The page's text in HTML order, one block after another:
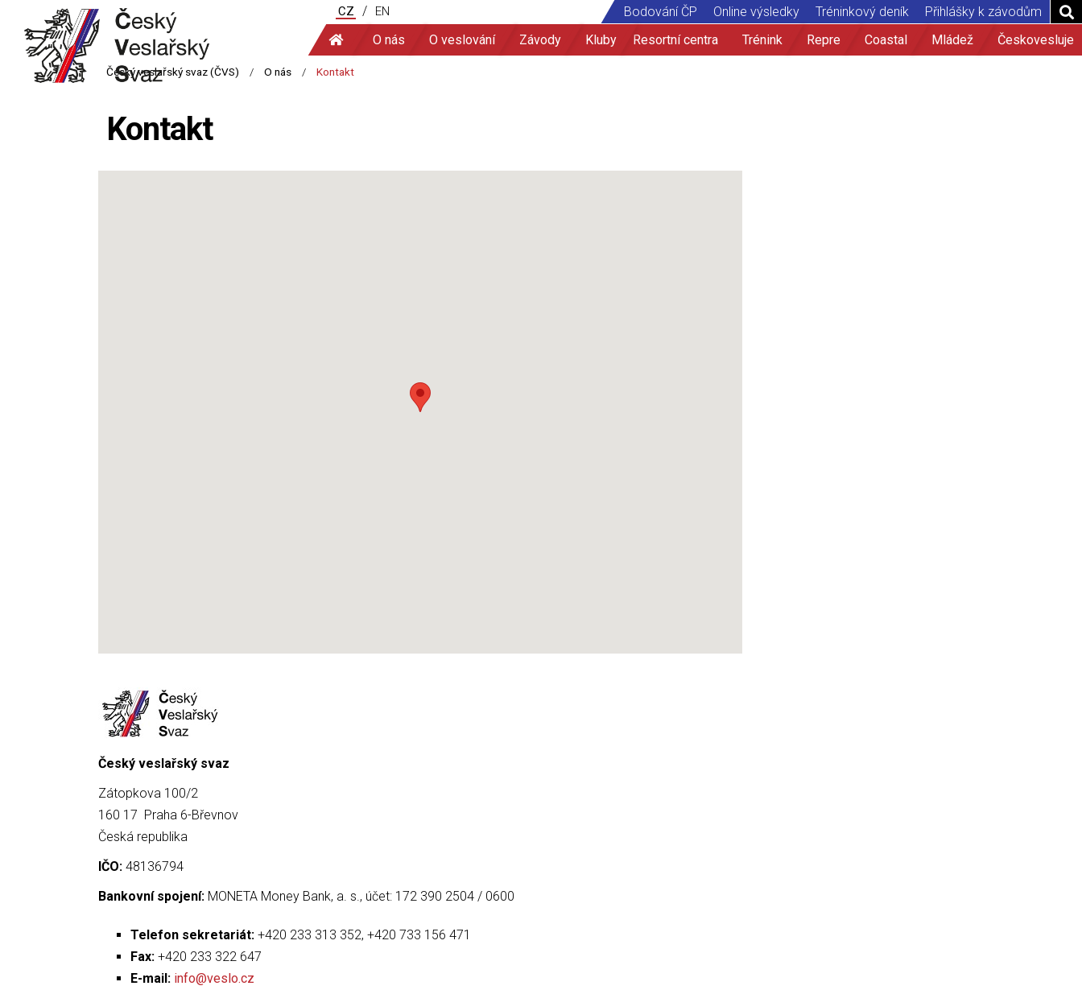
CZ / EN Bodování ČP Online výsledky Tréninkový deník
Přihlášky k závodům
O nás
O veslování Závody Kluby Resortní centra Trénink Repre Coastal Mládež Českovesluje
Kontakt
Český veslařský svaz
Zátopkova 100/2
160 17 Praha 6-Břevnov
Česká republika
IČO: 48136794
Bankovní spojení: MONETA Money Bank, a. s., účet: 172 390 2504 / 0600
Telefon sekretariát: +420 233 313 352, +420 733 156 471
Fax: +420 233 322 647
E-mail: info@veslo.cz